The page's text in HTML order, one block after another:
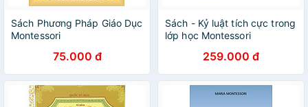
Sách Phương Pháp Giáo Dục
Montessori
75.000 đ
Sách - Kỷ luật tích cực trong
lớp học Montessori
259.000 đ